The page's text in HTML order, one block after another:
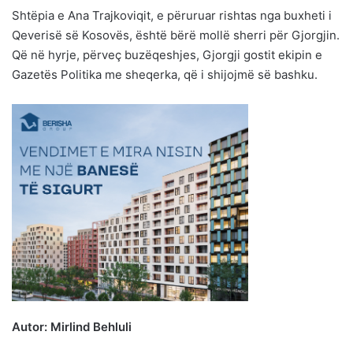
Shtëpia e Ana Trajkoviqit, e përuruar rishtas nga buxheti i
Qeverisë së Kosovës, është bërë mollë sherri për Gjorgjin.
Që në hyrje, përveç buzëqeshjes, Gjorgji gostit ekipin e
Gazetës Politika me sheqerka, që i shijojmë së bashku.
Autor: Mirlind Behluli